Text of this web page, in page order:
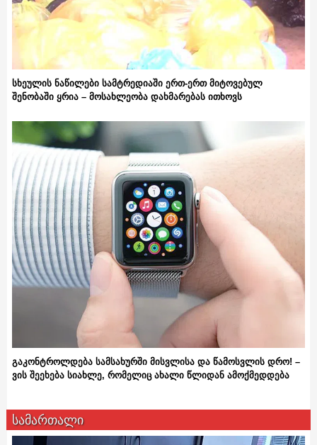
სხეულის ნაწილები სამტრედიაში ერთ-ერთ მიტოვებულ
შენობაში ყრია – მოსახლეობა დახმარებას ითხოვს
გაკონტროლდება სამსახურში მისვლისა და წამოსვლის დრო! –
ვის შეეხება სიახლე, რომელიც ახალი წლიდან ამოქმედდება
სამართალი